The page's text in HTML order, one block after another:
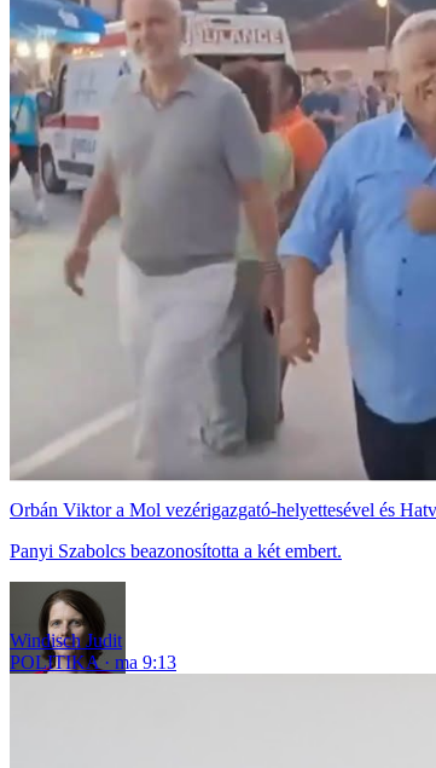
Orbán Viktor a Mol vezérigazgató-helyettesével és
Panyi Szabolcs beazonosította a két embert.
Windisch Judit
POLITIKA
ma 9:13